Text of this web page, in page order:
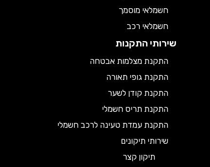
חשמלאי מוסמך
חשמלאי רכב
שירותי התקנות
התקנת מצלמות אבטחה
התקנת גופי תאורה
התקנת קודן לשער
התקנת תריס חשמלי
התקנת עמדת טעינה לרכב חשמלי
שירותי תיקונים
תיקון קצר